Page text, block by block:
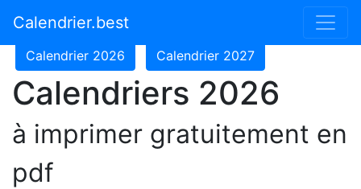
Calendrier.best
Calendrier 2024
Calendrier 2026 Calendrier 2027
Calendriers 2026
à imprimer gratuitement en
pdf